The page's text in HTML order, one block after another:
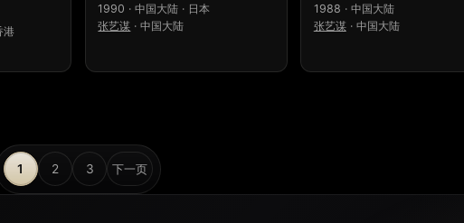
港
1990 · 中国大陆 · 日本
张艺谋 ·中国大陆
1988 · 中国大陆
张艺谋 · 中国大陆
文
章
1 2 3 下一页